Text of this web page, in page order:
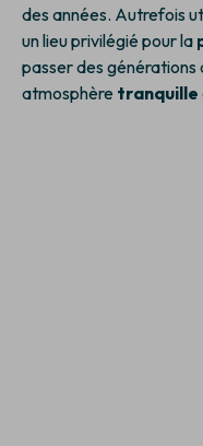
des années. Autrefois
un lieu privilégié pour la
passer des générations
atmosphère tranquille